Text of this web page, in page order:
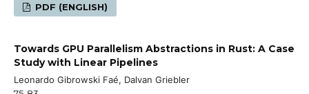
PDF (ENGLISH)
Towards GPU Parallelism Abstractions in Rust: A Case
Study with Linear Pipelines
Leonardo Gibrowski Faé, Dalvan Griebler